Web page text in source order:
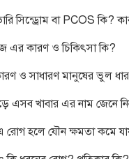
সিন্ড্রোম বা PCOS কি?
এর কারণ ও চিকিৎসা কি?
ও সাধারণ মানুষের ভুল
এসব খাবার এর নাম জেনে
এ রোগ হলে যৌন ক্ষমতা কমে